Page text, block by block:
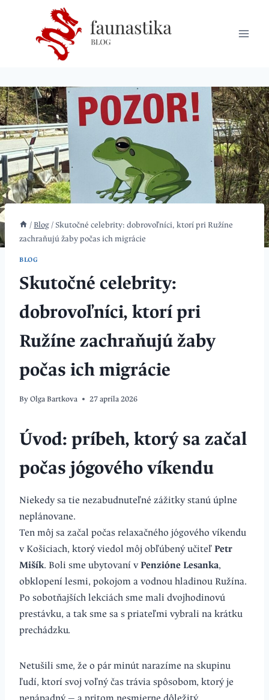
/ Blog / Skutočné celebrity: dobrovoľníci, ktorí pri Ružíne
zachraňujú žaby počas ich migrácie
BLOG
Skutočné celebrity:
dobrovoľníci, ktorí pri
Ružíne zachraňujú žaby
počas ich migrácie
ByOlga Bartkova 27 apríla 2026
Úvod: príbeh, ktorý sa začal
počas jógového víkendu
Niekedy sa tie nezabudnuteľné zážitky stanú úplne
neplánovane.
Ten môj sa začal počas relaxačného jógového víkendu
v Košiciach, ktorý viedol môj obľúbený učiteľ Petr
Mišík. Boli sme ubytovaní vPenzióne Lesanka,
obklopení lesmi, pokojom a vodnou hladinou Ružína.
Po sobotňajších lekciách sme mali dvojhodinovú
prestávku, a tak sme sa s priateľmi vybrali na krátku
prechádzku.
Netušili sme, že o pár minút narazíme na skupinu
ľudí, ktorí svoj voľný čas trávia spôsobom, ktorý je